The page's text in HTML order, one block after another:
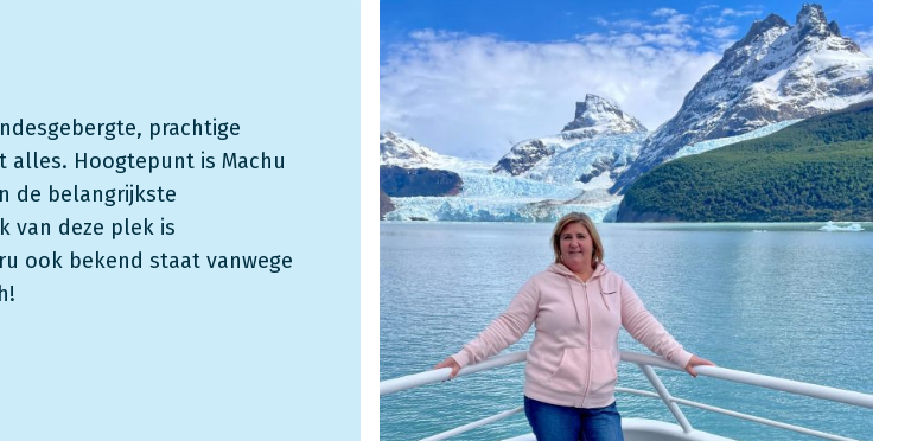
prachtige
Hoogtepunt is Machu
de belangrijkste
van deze plek is
ook bekend staat vanwege